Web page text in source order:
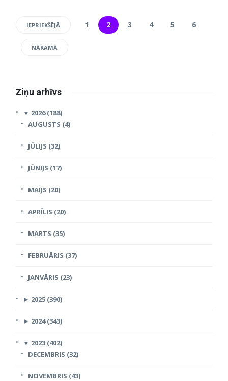
IEPRIEKŠĒJĀ 1 2 3 4 5 6
NĀKAMĀ
Ziņu arhīvs
▼ 2026 (188)
AUGUSTS (4)
JŪLIJS (32)
JŪNIJS (17)
MAIJS (20)
APRĪLIS (20)
MARTS (35)
FEBRUĀRIS (37)
JANVĀRIS (23)
► 2025 (390)
► 2024 (343)
▼ 2023 (402)
DECEMBRIS (32)
NOVEMBRIS (43)